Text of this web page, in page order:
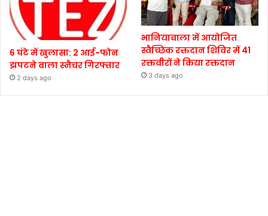
6 घंटे में खुलासा: 2 आई-फोन
झपटने वाला स्नैचर गिरफ्तार
2 days ago
भानियावाला में आयोजित
स्वैच्छिक रक्तदान शिविर में 41
रक्तवीरों ने किया रक्तदान
3 days ago